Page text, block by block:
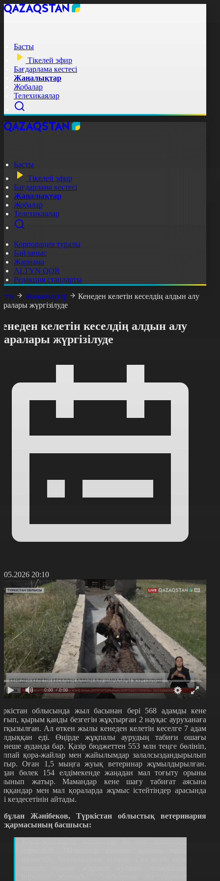
Басты
Тікелей эфир
Бағдарлама кестесі
Жаңалықтар
Жобалар
Телехикаялар
Басты
Тікелей эфир
Бағдарлама кестесі
Жаңалықтар
Жобалар
Телехикаялар
Корпорация туралы
Байланыс
Жарнама
ALTYN QOR
Редакция стандарты
Жаңалықтар
Кенеден келетін кеселдің алдын алу
жүргізілуде
келетін кеселдің алдын алу
жүргізілуде
20:10
0:00 / 0:00
облысында жыл басынан бері 568 адамды кене
қырым қанды безгегін жұқтырған 2 науқас ауруханаға
Ал өткен жылы кенеден келетін кеселге 7 адам
еді. Өңірде жұқпалы аурудың табиғи ошағы
ауданда бар. Қазір бюджеттен 553 млн теңге бөлініп,
қора-жайлар мен жайылымдар залалсыздандырылып
Оған 1,5 мыңға жуық ветеринар жұмылдырылған.
бөлек 154 елдімекенде жаңадан мал тоғыту орыны
жатыр. Мамандар кене шағу табиғат аясына
мен мал қораларда жұмыс істейтіндер арасында
кездесетінін айтады.
Жәнібеков, Түркістан облыстық ветеринария
басшысы: